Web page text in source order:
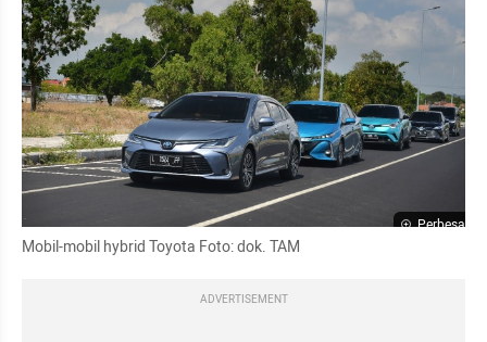
Perbesar
Mobil-mobil hybrid Toyota Foto: dok. TAM
ADVERTISEMENT